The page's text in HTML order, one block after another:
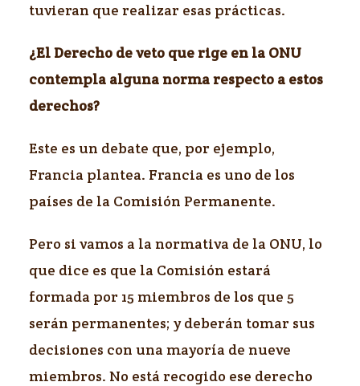
tuvieran que realizar esas prácticas.
¿El Derecho de veto que rige en la ONU
contempla alguna norma respecto a estos
derechos?
Este es un debate que, por ejemplo,
Francia plantea. Francia es uno de los
países de la Comisión Permanente.
Pero si vamos a la normativa de la ONU, lo
que dice es que la Comisión estará
formada por 15 miembros de los que 5
serán permanentes; y deberán tomar sus
decisiones con una mayoría de nueve
miembros. No está recogido ese derecho